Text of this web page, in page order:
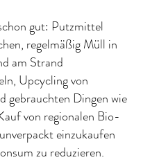
gut: Putzmittel
regelmäßig Müll in
am Strand
Upcycling von
gebrauchten Dingen wie
von regionalen Bio-
einzukaufen
zu reduzieren.